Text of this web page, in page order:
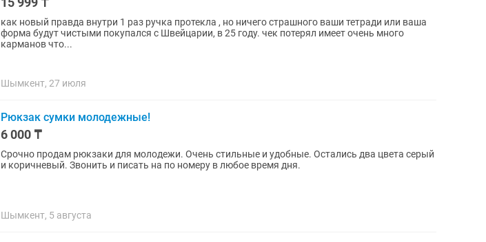
как новый правда внутри 1 раз ручка протекла , но ничего страшного ваши тетради или ваша
форма будут чистыми покупался с Швейцарии, в 25 году. чек потерял имеет очень много
карманов что...
Шымкент, 27 июля
Рюкзак сумки молодежные!
6 000 ₸
Срочно продам рюкзаки для молодежи. Очень стильные и удобные. Остались два цвета серый
и коричневый. Звонить и писать на по номеру в любое время дня.
Шымкент, 5 августа